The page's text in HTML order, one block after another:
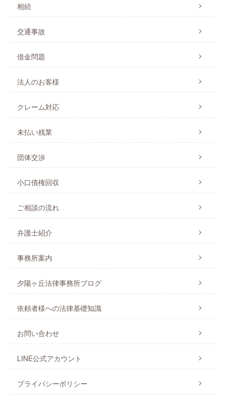
相続
交通事故
借金問題
法人のお客様
クレーム対応
未払い残業
団体交渉
小口債権回収
ご相談の流れ
弁護士紹介
事務所案内
夕陽ヶ丘法律事務所ブログ
依頼者様への法律基礎知識
お問い合わせ
LINE公式アカウント
プライバシーポリシー